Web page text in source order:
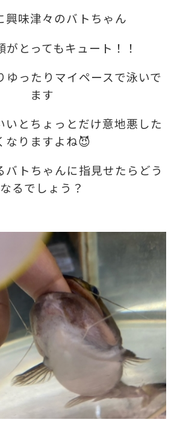
興味津々のバトちゃん
がとってもキュート！！
ゆったりマイペースで泳いで
ます
いとちょっとだけ意地悪した
なりますよね😈
バトちゃんに指見せたらどう
なるでしょう？